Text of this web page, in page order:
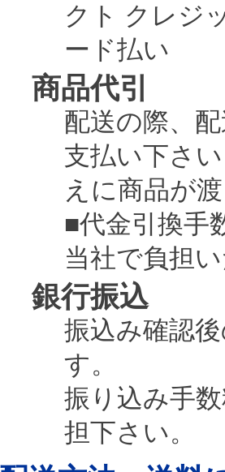
商品代引
配送の際、
支払い下さ
えに商品が
■代金引換手
当社で負担
銀行振込
振込み確認
す。
振り込み手
担下さい。